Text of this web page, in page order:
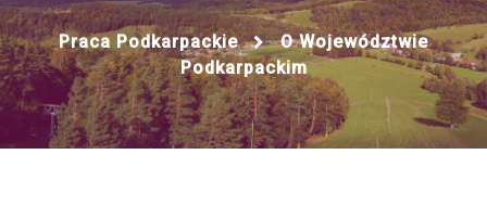
Praca Podkarpackie
O Województwie
Podkarpackim